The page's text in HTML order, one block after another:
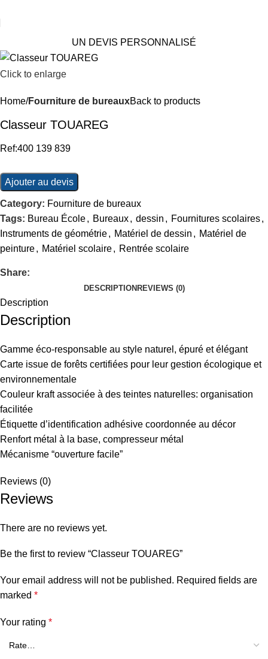
UN DEVIS PERSONNALISÉ
Click to enlarge
Home Fourniture de bureauxBack to products
Classeur TOUAREG
Ref:400 139 839
Ajouter au devis
Category: Fourniture de bureaux
Tags: Bureau École, Bureaux, dessin , Fournitures scolaires,
Instruments de géométrie, Matériel de dessin , Matériel de
peinture, Matériel scolaire, Rentrée scolaire
Share:
DESCRIPTIONREVIEWS (0)
Description
Description
Gamme éco-responsable au style naturel, épuré et élégant
Carte issue de forêts certifiées pour leur gestion écologique et
environnementale
Couleur kraft associée à des teintes naturelles: organisation
facilitée
Étiquette d’identification adhésive coordonnée au décor
Renfort métal à la base, compresseur métal
Mécanisme “ouverture facile”
Reviews (0)
Reviews
There are no reviews yet.
Be the first to review “Classeur TOUAREG”
Your email address will not be published. Required fields are
marked *
Your rating *